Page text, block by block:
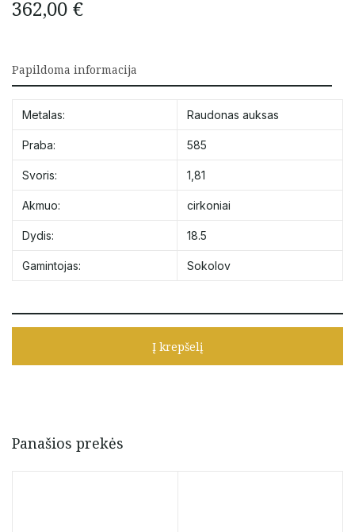
362,00 €
Papildoma informacija
Metalas: Raudonas auksas
Praba: 585
Svoris: 1,81
Akmuo: cirkoniai
Dydis: 18.5
Gamintojas: Sokolov
Į krepšelį
Panašios prekės